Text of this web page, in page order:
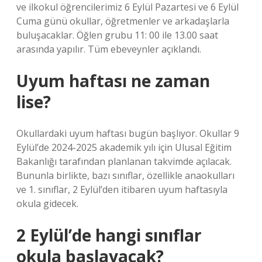
ve ilkokul öğrencilerimiz 6 Eylül Pazartesi ve 6 Eylül
Cuma günü okullar, öğretmenler ve arkadaşlarla
buluşacaklar. Öğlen grubu 11: 00 ile 13.00 saat
arasında yapılır. Tüm ebeveynler açıklandı.
Uyum haftası ne zaman
lise?
Okullardaki uyum haftası bugün başlıyor. Okullar 9
Eylül’de 2024-2025 akademik yılı için Ulusal Eğitim
Bakanlığı tarafından planlanan takvimde açılacak.
Bununla birlikte, bazı sınıflar, özellikle anaokulları
ve 1. sınıflar, 2 Eylül’den itibaren uyum haftasıyla
okula gidecek.
2 Eylül’de hangi sınıflar
okula başlayacak?